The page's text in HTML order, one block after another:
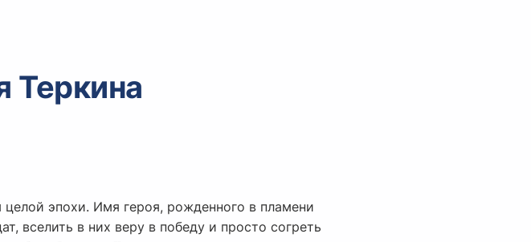
Теркина
эпохи. Имя героя, рожденного в пламени
вселить в них веру в победу и просто согреть